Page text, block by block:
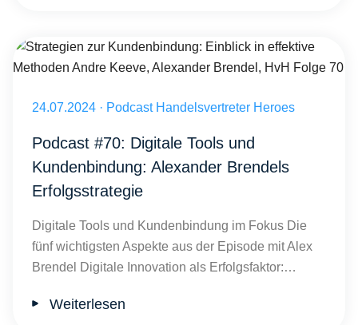
Veröffentlicht am 24.07.2024
24.07.2024 · Podcast Handelsvertreter Heroes
Podcast #70: Digitale Tools und
Kundenbindung: Alexander Brendels
Erfolgsstrategie
Digitale Tools und Kundenbindung im Fokus Die
fünf wichtigsten Aspekte aus der Episode mit Alex
Brendel Digitale Innovation als Erfolgsfaktor:…
Weiterlesen